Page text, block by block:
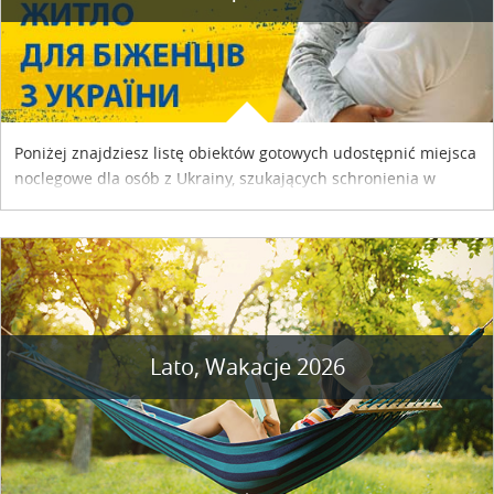
Poniżej znajdziesz listę obiektów gotowych udostępnić miejsca
noclegowe dla osób z Ukrainy, szukających schronienia w
Lato, Wakacje 2026